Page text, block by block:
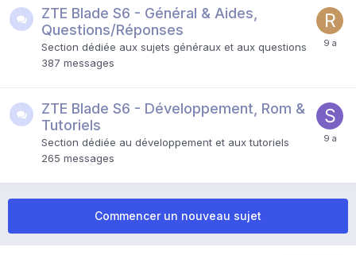
ZTE Blade S6 - Général & Aides,
Questions/Réponses
Section dédiée aux sujets généraux et aux questions
387 messages
ZTE Blade S6 - Développement, Rom &
Tutoriels
Section dédiée au développement et aux tutoriels
265 messages
Commencer un nouveau sujet